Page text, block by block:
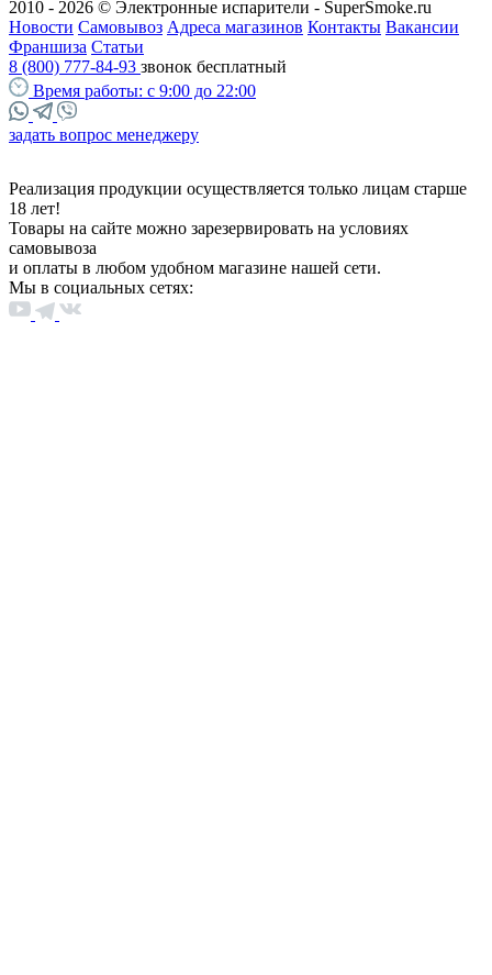
2010 - 2026 © Электронные испарители - SuperSmoke.ru
Новости Самовывоз Адреса магазинов Контакты Вакансии
Франшиза Статьи
8 (800) 777-84-93 звонок бесплатный
Время работы: с 9:00 до 22:00
задать вопрос менеджеру
Реализация продукции осуществляется только лицам старше
18 лет!
Товары на сайте можно зарезервировать на условиях
самовывоза
и оплаты в любом удобном магазине нашей сети.
Мы в социальных сетях: